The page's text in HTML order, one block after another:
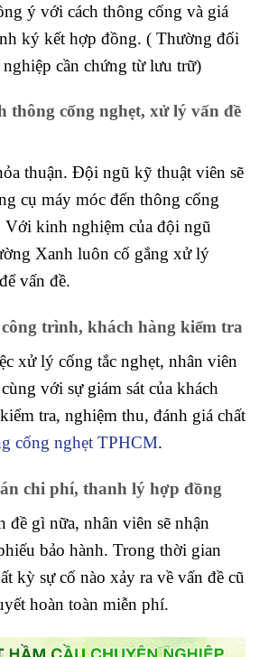
ý với cách thông cống và giá
ký kết hợp đồng. ( Thường đối
cần chứng từ lưu trữ)
thông cống nghẹt, xử lý vấn đề
thuận. Đội ngũ kỹ thuật viên sẽ
cụ máy móc đến thông cống
Với kinh nghiệm của đội ngũ
Xanh luôn cố gắng xử lý
vấn đề.
trình, khách hàng kiểm tra
xử lý cống tắc nghẹt, nhân viên
với sự giám sát của khách
tra, nghiệm thu, đánh giá chất
cống nghẹt TPHCM.
chi phí, thanh lý hợp đồng
đề gì nữa, nhân viên sẽ nhận
bảo hành. Trong thời gian
kỳ sự cố nào xảy ra về vấn đề cũ
hoàn toàn miễn phí.